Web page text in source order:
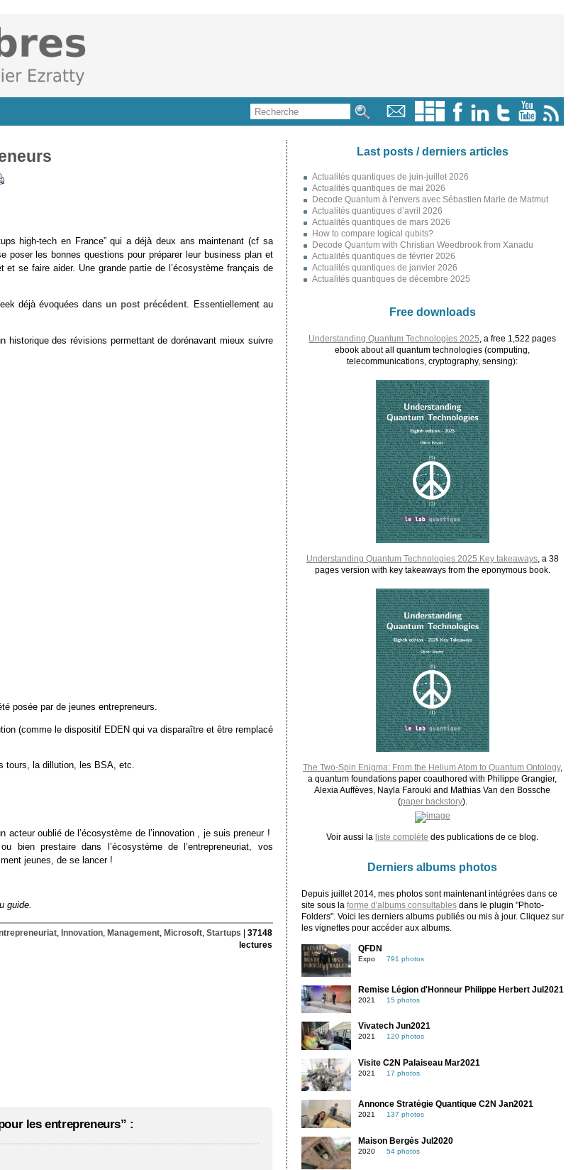
high-tech en France” qui a déjà deux ans maintenant (cf sa
les bonnes questions pour préparer leur business plan et
se faire aider. Une grande partie de l’écosystème français de
déjà évoquées dansun post précédent . Essentiellement au
historique des révisions permettant de dorénavant mieux suivre
posée par de jeunes entrepreneurs.
(comme le dispositif EDEN qui va disparaître et être remplacé
tours, la dillution, les BSA, etc.
oublié de l’écosystème de l’innovation , je suis preneur !
bien prestaire dans l’écosystème de l’entrepreneuriat, vos
jeunes, de se lancer !
guide.
, Innovation, Management, Microsoft, Startups
37148
lectures
les entrepreneurs” :
Last posts / derniers articles
Actualités quantiques de juin-juillet 2026
Actualités quantiques de mai 2026
Decode Quantum à l’envers avec Sébastien Marie de Matmut
Actualités quantiques d’avril 2026
Actualités quantiques de mars 2026
How to compare logical qubits?
Decode Quantum with Christian Weedbrook from Xanadu
Actualités quantiques de février 2026
Actualités quantiques de janvier 2026
Actualités quantiques de décembre 2025
Free downloads
Understanding Quantum Technologies 2025 , a free 1,522 pages
ebook about all quantum technologies (computing,
telecommunications, cryptography, sensing):
Understanding Quantum Technologies 2025 Key takeaways, a 38
pages version with key takeaways from the eponymous book.
The Two-Spin Enigma: From the Helium Atom to Quantum Ontology,
a quantum foundations paper coauthored with Philippe Grangier,
Alexia Auffèves, Nayla Farouki and Mathias Van den Bossche
(paper backstory).
Voir aussi la liste complète des publications de ce blog.
Derniers albums photos
Depuis juillet 2014, mes photos sont maintenant intégrées dans ce
site sous la forme d'albums consultablesdans le plugin "Photo-
Folders". Voici les derniers albums publiés ou mis à jour. Cliquez sur
les vignettes pour accéder aux albums.
QFDN
Expo 791 photos
Remise Légion d'Honneur Philippe Herbert Jul2021
2021 15 photos
Vivatech Jun2021
2021 120 photos
Visite C2N Palaiseau Mar2021
2021 17 photos
Annonce Stratégie Quantique C2N Jan2021
2021 137 photos
Maison Bergès Jul2020
2020 54 photos